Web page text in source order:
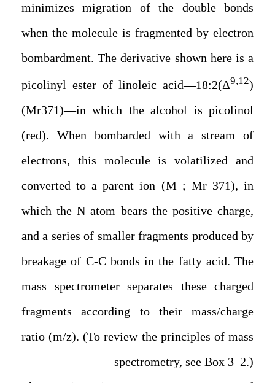
minimizes migration of the double bonds
when the molecule is fragmented by electron
bombardment. The derivative shown here is a
picolinyl ester of linoleic acid—18:2(Δ9,12)
(Mr371)—in which the alcohol is picolinol
(red). When bombarded with a stream of
electrons, this molecule is volatilized and
converted to a parent ion (M ; Mr 371), in
which the N atom bears the positive charge,
and a series of smaller fragments produced by
breakage of C-C bonds in the fatty acid. The
mass spectrometer separates these charged
fragments according to their mass/charge
ratio (m/z). (To review the principles of mass
spectrometry, see Box 3–2.)